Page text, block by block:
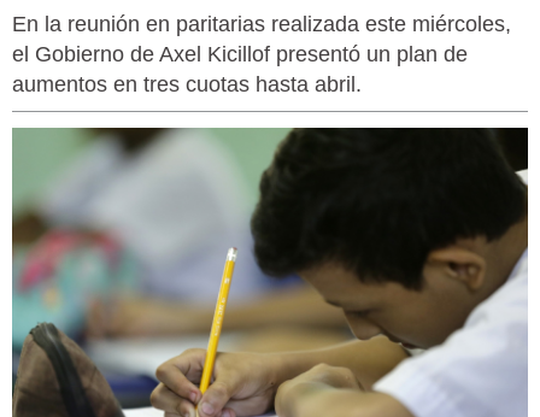
En la reunión en paritarias realizada este miércoles,
el Gobierno de Axel Kicillof presentó un plan de
aumentos en tres cuotas hasta abril.